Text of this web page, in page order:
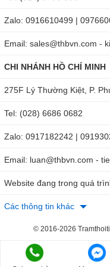
chuẩn (pH 4.01,
dịch hiệu chuẩn nhanh
tới 100 giờ liên tục
Nếu có nhu cầu mua
hãng tại THB Việt Nam,
link:https://
hi98131.html.
Zalo: 0916610499 |
Email: sales@thbvn.com -
CHI NHÁNH HỒ CHÍ MINH
275F Lý Thường Kiệt, P.
Tel: (028) 6686 0682
Zalo: 0917182242 |
Email: luan@thbvn.com -
Website đang trong quá
Các thông tin khác
© 2016-2026